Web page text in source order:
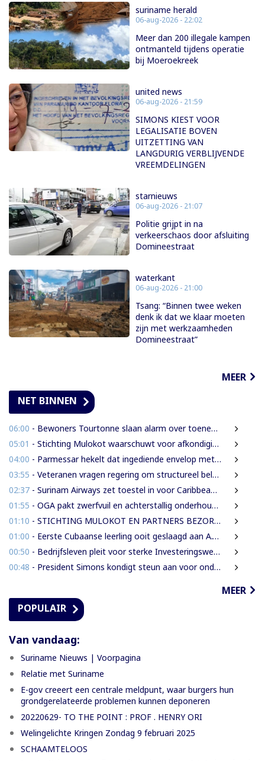
suriname herald
06-aug-2026 - 22:02
Meer dan 200 illegale kampen
ontmanteld tijdens operatie
bij Moeroekreek
united news
06-aug-2026 - 21:59
SIMONS KIEST VOOR
LEGALISATIE BOVEN
UITZETTING VAN
LANGDURIG VERBLIJVENDE
VREEMDELINGEN
starnieuws
06-aug-2026 - 21:07
Politie grijpt in na
verkeerschaos door afsluiting
Domineestraat
waterkant
06-aug-2026 - 21:00
Tsang: “Binnen twee weken
denk ik dat we klaar moeten
zijn met werkzaamheden
Domineestraat”
MEER
NET BINNEN
06:00 - Bewoners Tourtonne slaan alarm over toenemende prostitutie, drugshandel en overlast door vreemdelingen
05:01 - Stichting Mulokot waarschuwt voor afkondiging 5-kilometerstraalwet
04:00 - Parmessar hekelt dat ingediende envelop met vermogensinformatie van DNA-lid vermoedelijk is opengemaakt
03:55 - Veteranen vragen regering om structureel beleid en meer ondersteuning
02:37 - Surinam Airways zet toestel in voor Caribbean Premier League crickettoernooi
01:55 - OGA pakt zwerfvuil en achterstallig onderhoud gezamenlijk aan
01:10 - STICHTING MULOKOT EN PARTNERS BEZORGD OVER VOORGENOMEN AFKONDIGING 5-KILOMETER-STRAALWET
01:00 - Eerste Cubaanse leerling ooit geslaagd aan A.T. Calorschool
00:50 - Bedrijfsleven pleit voor sterke Investeringswet en onafhankelijke SITA
00:48 - President Simons kondigt steun aan voor onderzoek naar cultureel erfgoed
MEER
POPULAIR
Van vandaag:
Suriname Nieuws | Voorpagina
Relatie met Suriname
E-gov creeert een centrale meldpunt, waar burgers hun
grondgerelateerde problemen kunnen deponeren
20220629- TO THE POINT : PROF . HENRY ORI
Welingelichte Kringen Zondag 9 februari 2025
SCHAAMTELOOS